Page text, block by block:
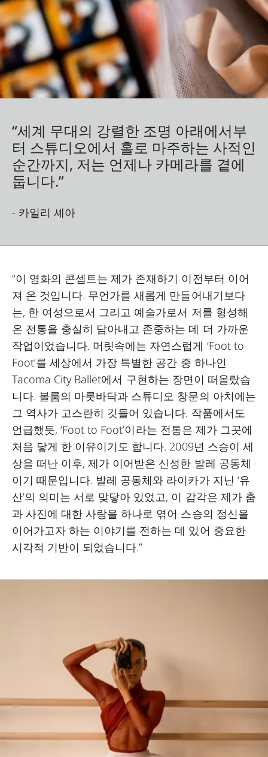
“세계 무대의 강렬한 조명 아래에서부
터 스튜디오에서 홀로 마주하는 사적인
순간까지, 저는 언제나 카메라를 곁에
둡니다.”
- 카일리 셰아
“이 영화의 콘셉트는 제가 존재하기 이전부터 이어
져 온 것입니다. 무언가를 새롭게 만들어내기보다
는, 한 여성으로서 그리고 예술가로서 저를 형성해
온 전통을 충실히 담아내고 존중하는 데 더 가까운
작업이었습니다. 머릿속에는 자연스럽게 ‘Foot to
Foot’를 세상에서 가장 특별한 공간 중 하나인
Tacoma City Ballet에서 구현하는 장면이 떠올랐습
니다. 볼룸의 마룻바닥과 스튜디오 창문의 아치에는
그 역사가 고스란히 깃들어 있습니다. 작품에서도
언급했듯, ‘Foot to Foot’이라는 전통은 제가 그곳에
처음 닿게 한 이유이기도 합니다. 2009년 스승이 세
상을 떠난 이후, 제가 이어받은 신성한 발레 공동체
이기 때문입니다. 발레 공동체와 라이카가 지닌 ‘유
산’의 의미는 서로 맞닿아 있었고, 이 감각은 제가 춤
과 사진에 대한 사랑을 하나로 엮어 스승의 정신을
이어가고자 하는 이야기를 전하는 데 있어 중요한
시각적 기반이 되었습니다.”